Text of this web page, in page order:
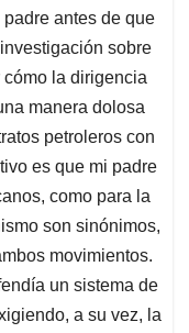
antes de que
sobre
la dirigencia
manera dolosa
petroleros con
es que mi padre
como para la
son sinónimos,
movimientos.
un sistema de
a su vez, la